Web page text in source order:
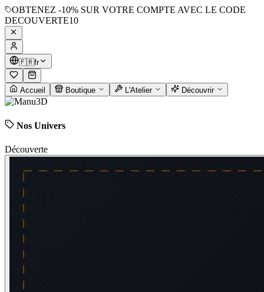
OBTENEZ -10% SUR VOTRE COMPTE AVEC LE CODE
DECOUVERTE10
🇫🇷fr
Accueil Boutique L'Atelier Découvrir
Nos Univers
Découverte